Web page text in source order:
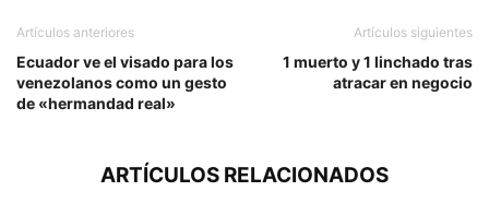
Artículos anteriores
Ecuador ve el visado para los
venezolanos como un gesto
de «hermandad real»
Artículos siguientes
1 muerto y 1 linchado tras
atracar en negocio
ARTÍCULOS RELACIONADOS